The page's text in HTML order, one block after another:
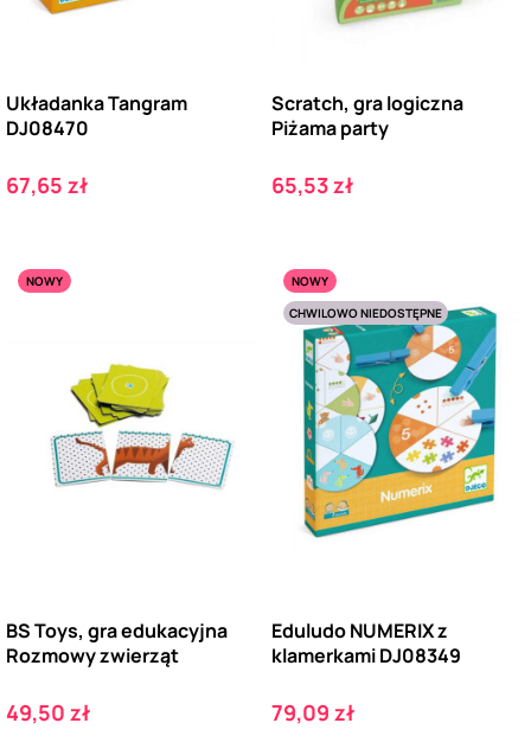
Układanka Tangram
DJ08470
Cena
67,65 zł
Scratch, gra logiczna
Piżama party
Cena
65,53 zł
NOWY
BS Toys, gra edukacyjna
Rozmowy zwierząt
Cena
49,50 zł
NOWY
CHWILOWO NIEDOSTĘPNE
Eduludo NUMERIX z
klamerkami DJ08349
Cena
79,09 zł